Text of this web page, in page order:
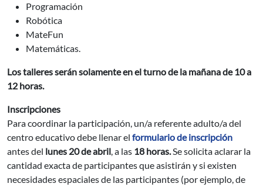
Programación
Robótica
MateFun
Matemáticas.
Los talleres serán solamente en el turno de la mañana de 10 a
12 horas.
Inscripciones
Para coordinar la participación, un/a referente adulto/a del
centro educativo debe llenar el formulario de inscripción
antes del lunes 20 de abril, a las 18horas.Se solicita aclarar la
cantidad exacta de participantes que asistirán y si existen
necesidades espaciales de las participantes (por ejemplo, de